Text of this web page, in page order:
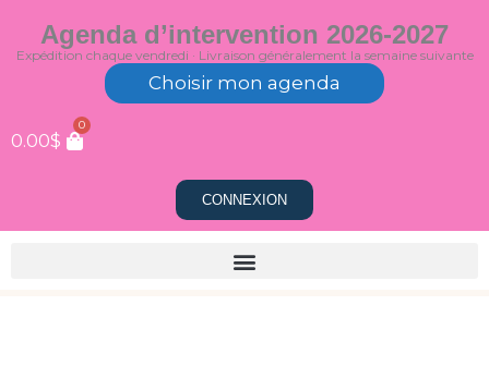
au
Agenda d’intervention 2026-2027
Expédition chaque vendredi · Livraison généralement la semaine suivante
Choisir mon agenda
0.00$
0
CONNEXION